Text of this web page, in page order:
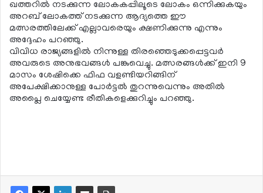
ഖത്തറില്‍ നടക്കുന്ന ലോകകപ്പിലൂടെ ലോകം ഒന്നിക്കുകയും
അറബ് ലോകത്ത് നടക്കുന്ന ആദ്യത്തെ ഈ
മത്സരത്തിലേക്ക് എല്ലാവരെയും ക്ഷണിക്കുന്നു എന്നും
അദ്ദേഹം പറഞ്ഞു.
വിവിധ രാജ്യങ്ങളില്‍ നിന്നുള്ള തിരഞ്ഞെടുക്കപ്പെട്ടവര്‍
അവരുടെ അനുഭവങ്ങള്‍ പങ്കുവെച്ചു. മത്സരങ്ങള്‍ക്ക് ഇനി 9
മാസം ശേഷിക്കെ ഫിഫ വളണ്ടിയറിങ്ങിന്
അപേക്ഷിക്കാനുള്ള പോര്‍ട്ടല്‍ തുറന്നുവെന്നും അതില്‍
അപ്ലൈ ചെയ്യേണ്ട രീതികളെക്കുറിച്ചും പറഞ്ഞു.